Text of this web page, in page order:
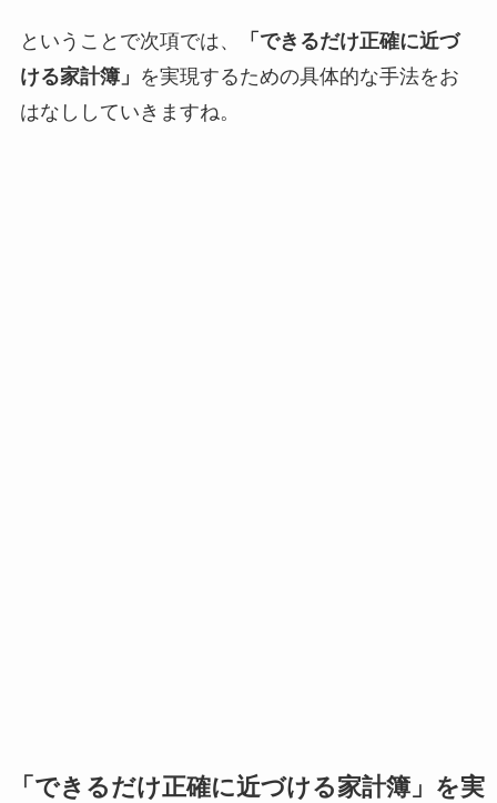
ということで次項では、
「できるだけ正確に近づ
ける家計簿」 を実現するための具体的な手法をお
はなししていきますね。
「できるだけ正確に近づける家計簿」を実